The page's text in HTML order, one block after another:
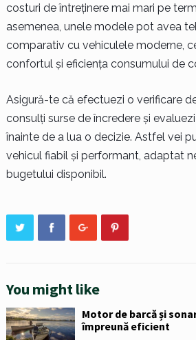
costuri de întreținere mai mari pe
asemenea, unele modele pot avea
comparativ cu vehiculele moderne,
confortul și eficiența consumului de
Asigură-te că efectuezi o verificare
consulți surse de încredere și
înainte de a lua o decizie. Astfel vei
vehicul fiabil și performant, adaptat
bugetului disponibil.
You might like
Motor de barcă și
împreună eficient